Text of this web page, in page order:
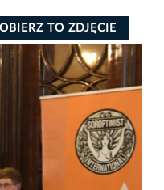
TO ZDJĘCIE